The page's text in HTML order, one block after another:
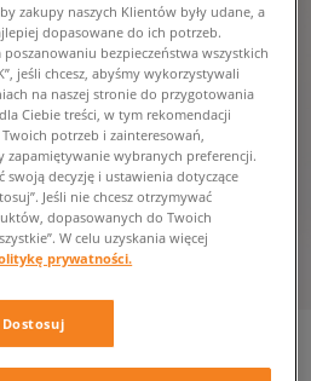
zakupy naszych Klientów były udane, a
dopasowane do ich potrzeb.
bezpieczeństwa wszystkich
jeśli chcesz, abyśmy wykorzystywali
na naszej stronie do przygotowania
Ciebie treści, w tym rekomendacji
potrzeb i zainteresowań,
zapamiętywanie wybranych preferencji.
swoją decyzję i ustawienia dotyczące
Jeśli nie chcesz otrzymywać
dopasowanych do Twoich
W celu uzyskania więcej
prywatności.
Dostosuj